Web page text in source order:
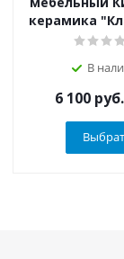
керамика
В
6 100 руб.